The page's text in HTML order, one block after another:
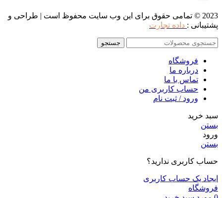
2023 © تمامی حقوق برای این وب سایت محفوظ است | طراحی و
پشتیبانی : داده تجارت
جستجو
فروشگاه
درباره ما
تماس با ما
حساب کاربری من
ورود / ثبت نام
سبد خرید
بستن
ورود
بستن
حساب کاربری ندارید؟
ایجاد یک حساب کاربری
فروشگاه